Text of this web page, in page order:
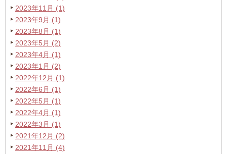
2023年11月 (1)
2023年9月 (1)
2023年8月 (1)
2023年5月 (2)
2023年4月 (1)
2023年1月 (2)
2022年12月 (1)
2022年6月 (1)
2022年5月 (1)
2022年4月 (1)
2022年3月 (1)
2021年12月 (2)
2021年11月 (4)